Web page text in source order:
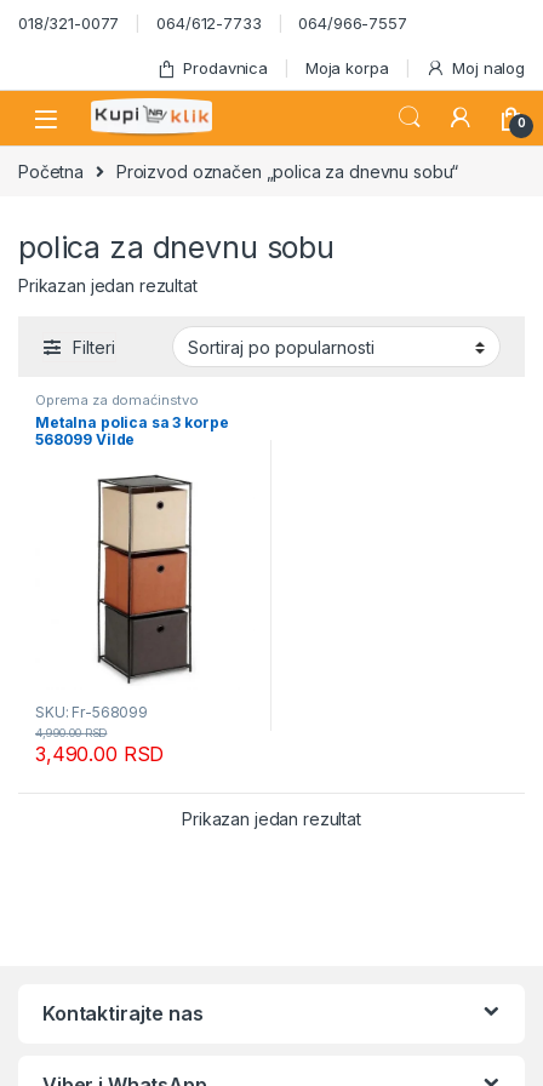
Skip to navigation
Skip to content
018/321-0077 064/612-7733 064/966-7557
Prodavnica Moja korpa Moj nalog
0
Početna Proizvod označen „polica za dnevnu sobu“
polica za dnevnu sobu
Prikazan jedan rezultat
Filteri
Oprema za domaćinstvo
Metalna polica sa 3 korpe
568099 Vilde
SKU: Fr-568099
3,490.00 RSD
4,990.00RSD
Prikazan jedan rezultat
Kontaktirajte nas